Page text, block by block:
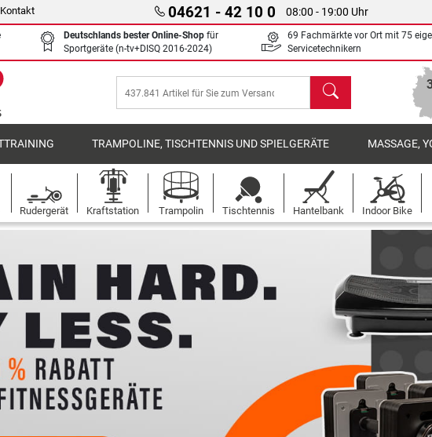
Kontakt 04621 - 42 10 0 08:00 - 19:00 Uhr
Deutschlands bester Online-Shop für
Sportgeräte (n-tv+DISQ 2016-2024)
69 Fachmärkte vor Ort mit 75
Servicetechnikern
Suchen
TRAMPOLINE, TISCHTENNIS UND SPIELGERÄTE MASSAGE,
Rudergerät Kraftstation Trampolin Tischtennis Hantelbank Indoor Bike